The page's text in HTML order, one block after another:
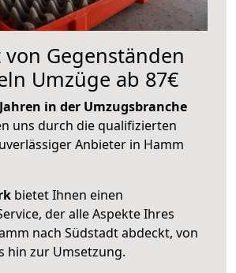
Gegenständen
Umzüge ab 87€
in der Umzugsbranche
uns durch die qualifizierten
Anbieter in Hamm
bietet Ihnen einen
der alle Aspekte Ihres
nach Südstadt abdeckt, von
hin zur Umsetzung.